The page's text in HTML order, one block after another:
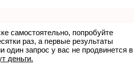
самостоятельно, попробуйте
раз, а первые результаты
один запрос у вас не продвинется в
деньги.